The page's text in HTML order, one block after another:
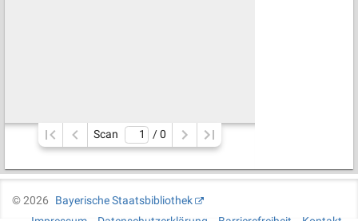
Scan / 0
©2026
Bayerische Staatsbibliothek